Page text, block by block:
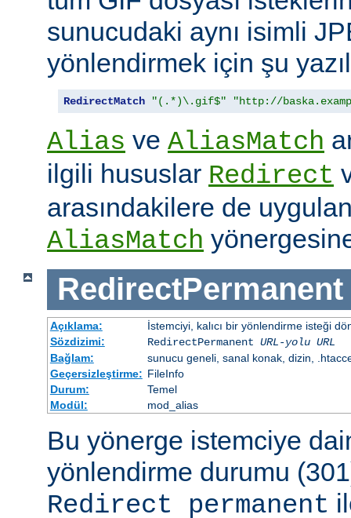
sunucudaki aynı isimli
yönlendirmek için şu
RedirectMatch "(.*)\.gif$" "http://
Alias ve AliasMatch
ilgili hususlar Redirect
arasındakilere de
AliasMatch
RedirectPermanent
Açıklama:
İstemciyi, kalıcı bir yönlendirme isteği
Sözdizimi:
RedirectPermanent URL-yolu URL
Bağlam:
sunucu geneli, sanal konak, dizin,
Geçersizleştirme: FileInfo
Durum:
Temel
Modül:
mod_alias
Bu yönerge istemciye
yönlendirme durumu
Redirect permanent